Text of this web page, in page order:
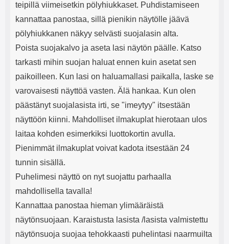
teipillä viimeisetkin pölyhiukkaset. Puhdistamiseen
kannattaa panostaa, sillä pienikin näytölle jäävä
pölyhiukkanen näkyy selvästi suojalasin alta.
Poista suojakalvo ja aseta lasi näytön päälle. Katso
tarkasti mihin suojan haluat ennen kuin asetat sen
paikoilleen. Kun lasi on haluamallasi paikalla, laske se
varovaisesti näyttöä vasten. Älä hankaa. Kun olen
päästänyt suojalasista irti, se "imeytyy" itsestään
näyttöön kiinni. Mahdolliset ilmakuplat hierotaan ulos
laitaa kohden esimerkiksi luottokortin avulla.
Pienimmät ilmakuplat voivat kadota itsestään 24
tunnin sisällä.
Puhelimesi näyttö on nyt suojattu parhaalla
mahdollisella tavalla!
Kannattaa panostaa hieman ylimääräistä
näytönsuojaan. Karaistusta lasista /lasista valmistettu
näytönsuoja suojaa tehokkaasti puhelintasi naarmuilta